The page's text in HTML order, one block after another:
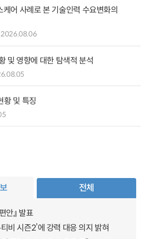
어 사례로 본 기술인력 수요변화의
2026.08.06
및 영향에 대한 탐색적 분석
황 및 특징
전체
안』 발표
비 시즌2’에 강력 대응 의지 밝혀